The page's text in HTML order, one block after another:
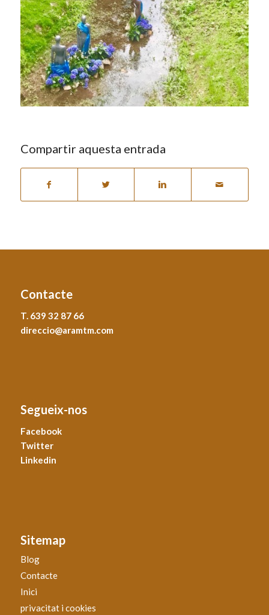
Compartir aquesta entrada
Contacte
T. 639 32 87 66
direccio@aramtm.com
Segueix-nos
Facebook
Twitter
Linkedin
Sitemap
Blog
Contacte
Inici
privacitat i cookies